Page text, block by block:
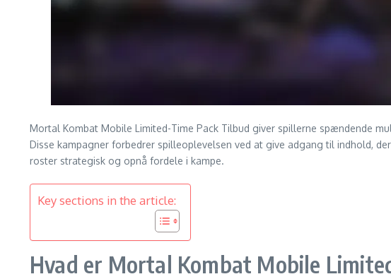
Mortal Kombat Mobile Limited-Time Pack Tilbud giver spillerne spændende
Disse kampagner forbedrer spilleoplevelsen ved at give adgang til indhold,
roster strategisk og opnå fordele i kampe.
Key sections in the article:
Hvad er Mortal Kombat Mobile